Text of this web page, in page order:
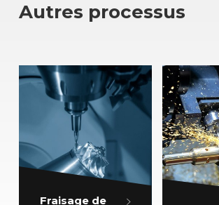
Autres processus
Fraisage de